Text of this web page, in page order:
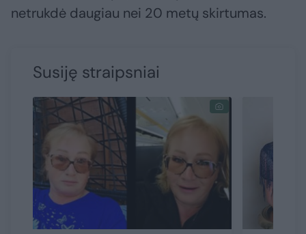
netrukdė daugiau nei 20 metų skirtumas.
Susiję straipsniai